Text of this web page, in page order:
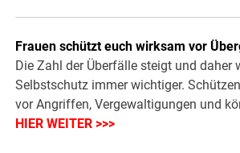
Frauen schützt euch wirksam vor
Die Zahl der Überfälle steigt und daher
Selbstschutz immer wichtiger.
vor Angriffen, Vergewaltigungen und
HIER WEITER >>>